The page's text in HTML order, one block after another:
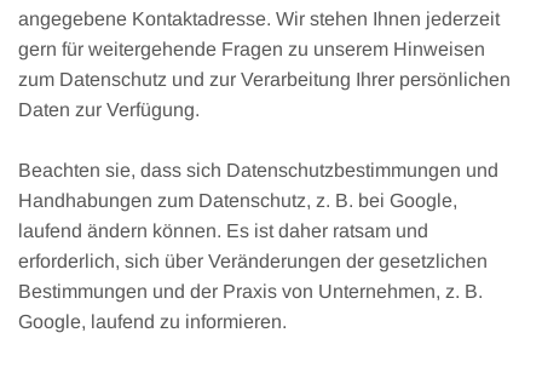
angegebene Kontaktadresse. Wir stehen Ihnen jederzeit
gern für weitergehende Fragen zu unserem Hinweisen
zum Datenschutz und zur Verarbeitung Ihrer persönlichen
Daten zur Verfügung.
Beachten sie, dass sich Datenschutzbestimmungen und
Handhabungen zum Datenschutz, z. B. bei Google,
laufend ändern können. Es ist daher ratsam und
erforderlich, sich über Veränderungen der gesetzlichen
Bestimmungen und der Praxis von Unternehmen, z. B.
Google, laufend zu informieren.